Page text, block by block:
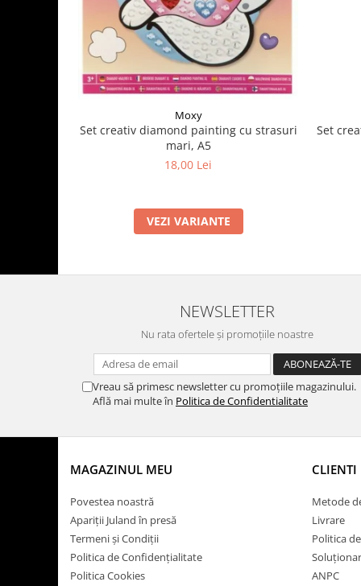
Moxy
Set creativ diamond painting cu strasuri
mari, A5
18,00 Lei
VEZI VARIANTE
Set
NEWSLETTER
Nu rata ofertele și promoțiile noastre
Vreau să primesc newsletter cu promoțiile magazinului.
Află mai multe în Politica de Confidentialitate
MAGAZINUL MEU
Povestea noastră
Apariții Juland în presă
Termeni și Condiții
Politica de Confidențialitate
Politica Cookies
CLIENTI
Metode
Livrare
Politica
ANPC